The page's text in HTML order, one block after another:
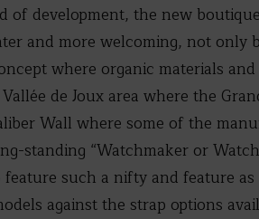
of development, the new
and more welcoming, not only
where organic materials
de Joux area where the
Wall where some of the
standing “Watchmaker or
feature such a nifty and feature
against the strap options